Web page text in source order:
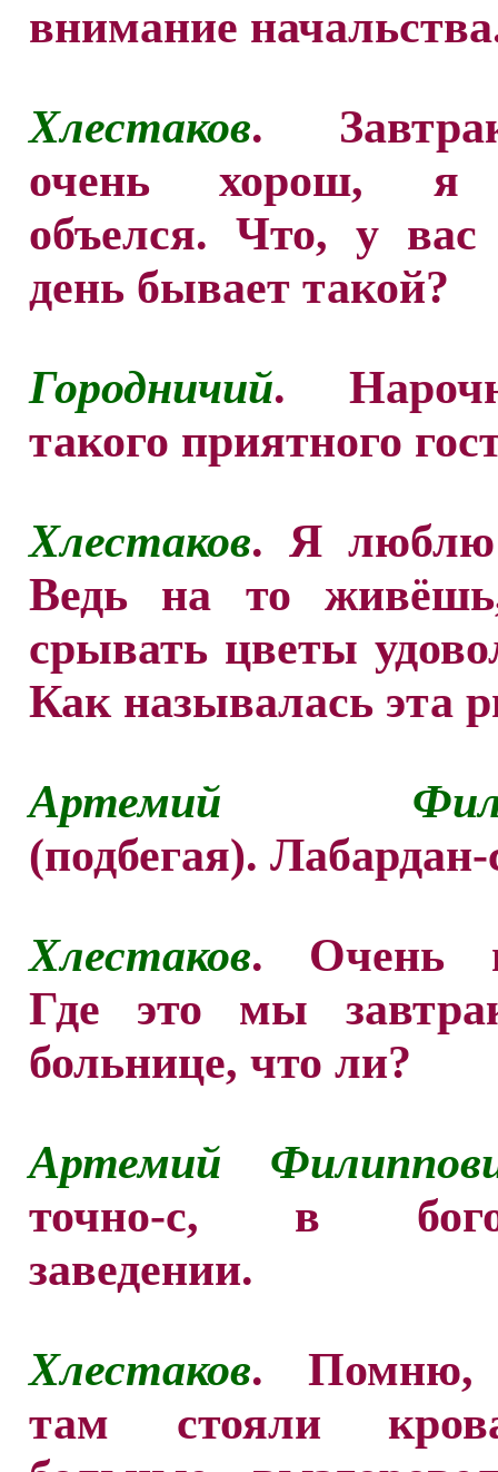
внимание
Хлестаков.
очень хорош, я
объелся. Что, у
день бывает такой?
Городничий.
такого приятного
Хлестаков. Я люблю
Ведь на то
срывать цветы
Как называлась эта
Артемий
(подбегая). Лабардан-
Хлестаков. Очень
Где это мы
больнице, что ли?
Артемий
точно-с, в
заведении.
Хлестаков. Помню,
там стояли